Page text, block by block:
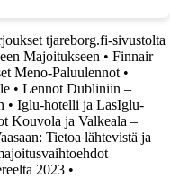
tjareborg.fi-sivustolta
Majoitukseen • Finnair
Meno-Paluulennot •
• Lennot Dubliniin –
• Iglu-hotelli ja LasIglu-
Kouvola ja Valkeala –
Tietoa lähtevistä ja
2023 •